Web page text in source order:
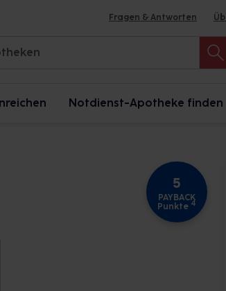
Fragen & Antworten
Notdienst-Apotheke finden
5
PAYBACK
Punkte 4